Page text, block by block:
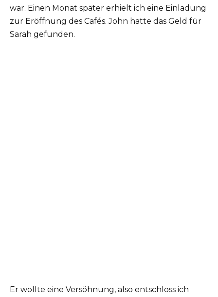
war. Einen Monat später erhielt ich eine Einladung
zur Eröffnung des Cafés. John hatte das Geld für
Sarah gefunden.
Er wollte eine Versöhnung, also entschloss ich